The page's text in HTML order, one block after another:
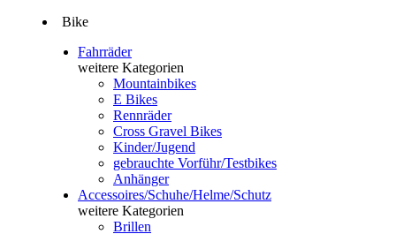
Bike
Fahrräder
weitere Kategorien
Mountainbikes
E Bikes
Rennräder
Cross Gravel Bikes
Kinder/Jugend
gebrauchte Vorführ/Testbikes
Anhänger
Accessoires/Schuhe/Helme/Schutz
weitere Kategorien
Brillen